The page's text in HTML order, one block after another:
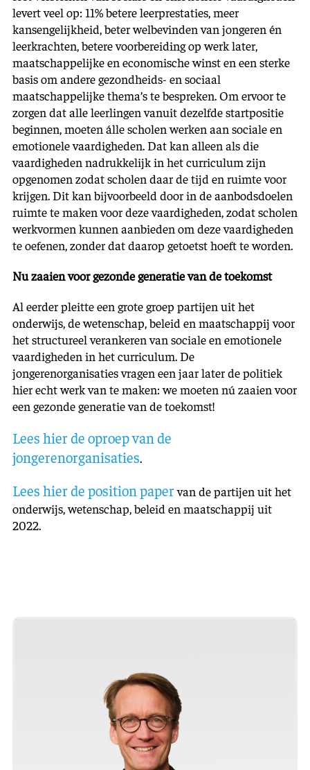
levert veel op: 11% betere leerprestaties, meer
kansengelijkheid, beter welbevinden van jongeren én
leerkrachten, betere voorbereiding op werk later,
maatschappelijke en economische winst en een sterke
basis om andere gezondheids- en sociaal
maatschappelijke thema’s te bespreken. Om ervoor te
zorgen dat alle leerlingen vanuit dezelfde startpositie
beginnen, moeten álle scholen werken aan sociale en
emotionele vaardigheden. Dat kan alleen als die
vaardigheden nadrukkelijk in het curriculum zijn
opgenomen zodat scholen daar de tijd en ruimte voor
krijgen. Dit kan bijvoorbeeld door in de aanbodsdoelen
ruimte te maken voor deze vaardigheden, zodat scholen
werkvormen kunnen aanbieden om deze vaardigheden
te oefenen, zonder dat daarop getoetst hoeft te worden.
Nu zaaien voor gezonde generatie van de toekomst
Al eerder pleitte een grote groep partijen uit het
onderwijs, de wetenschap, beleid en maatschappij voor
het structureel verankeren van sociale en emotionele
vaardigheden in het curriculum. De
jongerenorganisaties vragen een jaar later de politiek
hier echt werk van te maken: we moeten nú zaaien voor
een gezonde generatie van de toekomst!
Lees hier de oproep van de
jongerenorganisaties.
Lees hier de position papervan de partijen uit het
onderwijs, wetenschap, beleid en maatschappij uit
2022.